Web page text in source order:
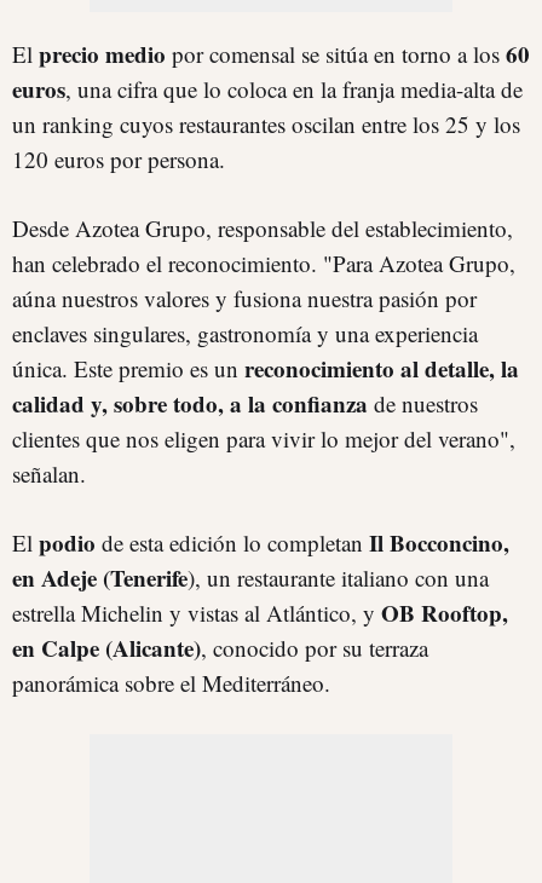
El precio medio por comensal se sitúa en torno a los 60
euros, una cifra que lo coloca en la franja media-alta de
un ranking cuyos restaurantes oscilan entre los 25 y los
120 euros por persona.
Desde Azotea Grupo, responsable del establecimiento,
han celebrado el reconocimiento. "Para Azotea Grupo,
aúna nuestros valores y fusiona nuestra pasión por
enclaves singulares, gastronomía y una experiencia
única. Este premio es un reconocimiento al detalle, la
calidad y, sobre todo, a la confianza de nuestros
clientes que nos eligen para vivir lo mejor del verano",
señalan.
El podio de esta edición lo completan Il Bocconcino,
en Adeje (Tenerife), un restaurante italiano con una
estrella Michelin y vistas al Atlántico, y OB Rooftop,
en Calpe (Alicante), conocido por su terraza
panorámica sobre el Mediterráneo.